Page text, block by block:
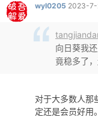
wyl0205 2023-7-
向日葵我
竟稳多了
对于大多数人那
定还是会员好用。